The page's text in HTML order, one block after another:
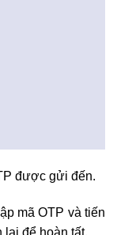
được gửi đến.
mã OTP và tiến
lại để hoàn tất.